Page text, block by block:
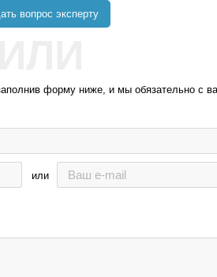
вопрос эксперту
форму ниже, и мы обязательно с
или